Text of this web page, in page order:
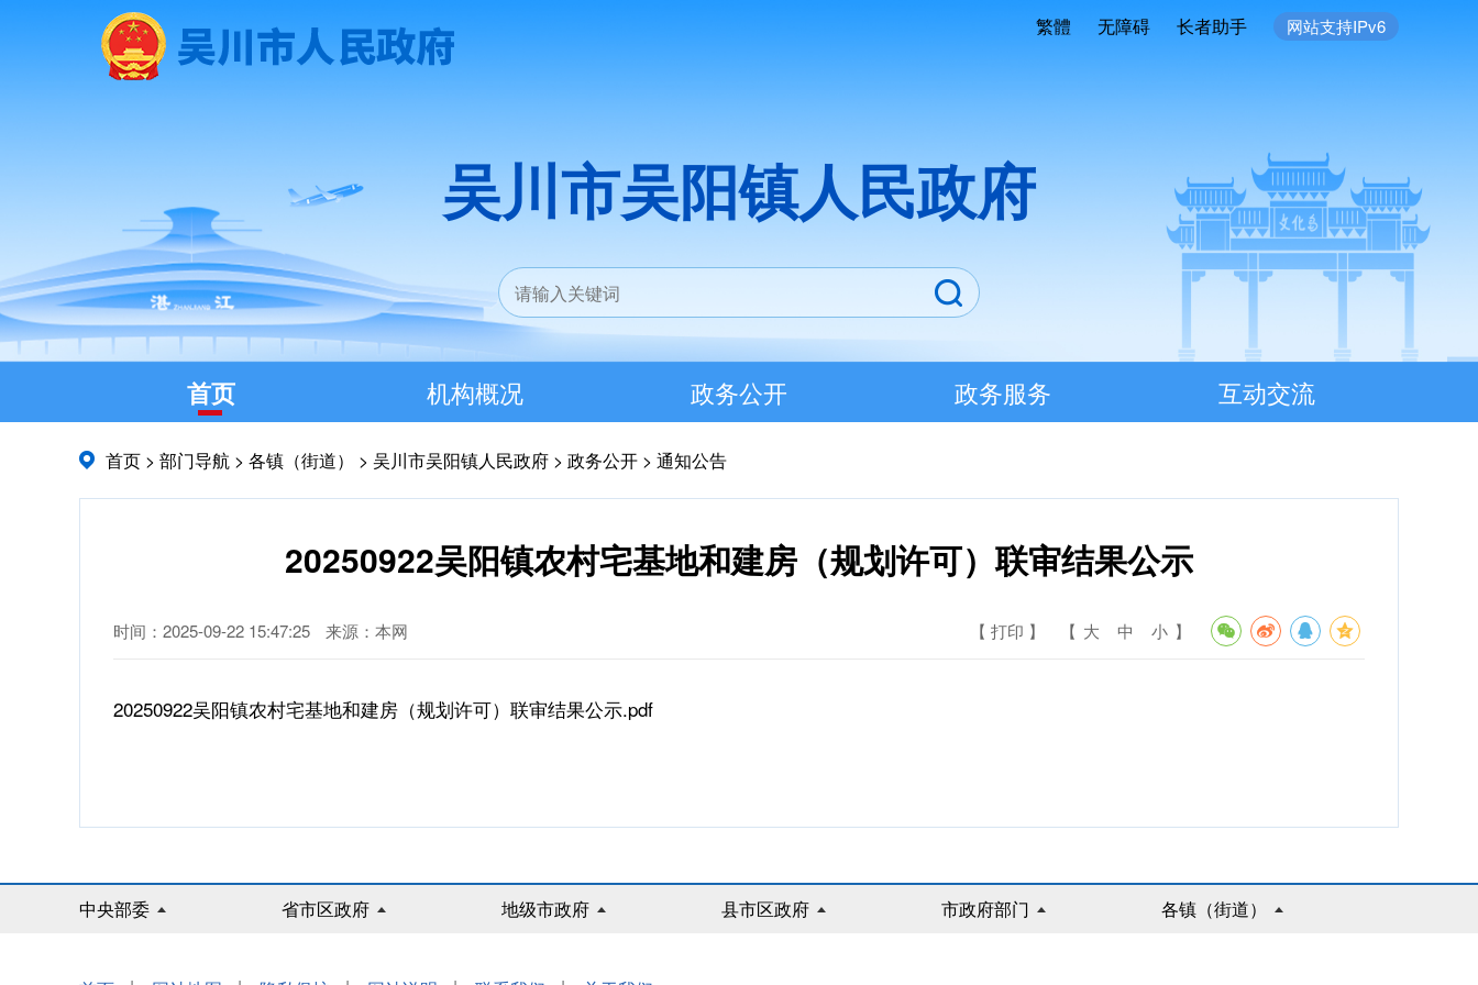
繁體 无障碍 长者助手 网站支持IPv6
吴川市吴阳镇人民政府
首页 机构概况 政务公开 政务服务 互动交流
首页 > 部门导航 > 各镇（街道） > 吴川市吴阳镇人民政府 > 政务公开 > 通知公告
20250922吴阳镇农村宅基地和建房（规划许可）联审结果公示
时间：2025-09-22 15:47:25 来源：本网 【 打印 】 【 大 中 小 】
20250922吴阳镇农村宅基地和建房（规划许可）联审结果公示.pdf
中央部委 省市区政府 地级市政府 县市区政府 市政府部门 各镇（街道）